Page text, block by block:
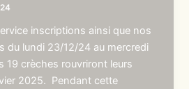
inscriptions ainsi que nos
du lundi 23/12/24 au mercredi
19 crèches rouvriront leurs
2025. Pendant cette